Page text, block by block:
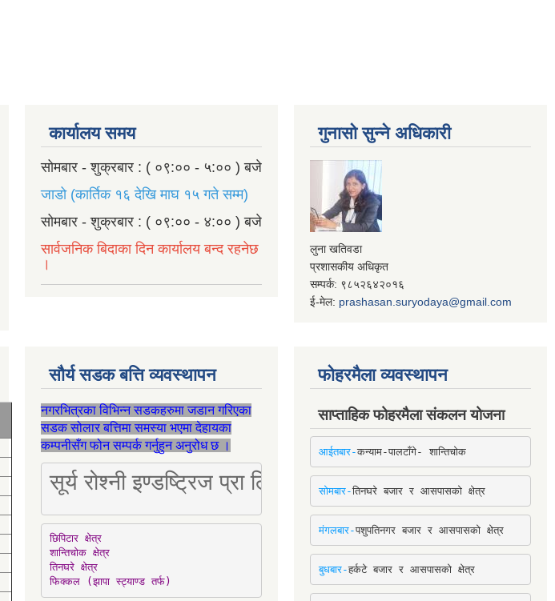
कार्यालय समय
सोमबार - शुक्रबार : ( ०९:०० - ५:०० ) बजे
जाडो (कार्तिक १६ देखि माघ १५ गते सम्म)
सोमबार - शुक्रबार : ( ०९:०० - ४:०० ) बजे
सार्वजनिक बिदाका दिन कार्यालय बन्द रहनेछ
।
गुनासो सुन्ने अधिकारी
लुना खतिवडा
प्रशासकीय अधिकृत
सम्पर्क: ९८५२६४२०१६
ई-मेल: prashasan.suryodaya@gmail.com
सौर्य सडक बत्ति व्यवस्थापन
नगरभित्रका विभिन्न सडकहरुमा जडान गरिएका
सडक सोलार बत्तिमा समस्या भएमा देहायका
कम्पनीसँग फोन सम्पर्क गर्नुहुन अनुरोध छ ।
सूर्य रोश्नी इण्डष्ट्रिज प्रा लि [Mobile: 9851034034]
छिपिटार क्षेत्र
शान्तिचोक क्षेत्र
तिनघरे क्षेत्र
फिक्कल (झापा स्ट्याण्ड तर्फ)
फोहरमैला व्यवस्थापन
साप्ताहिक फोहरमैला संकलन योजना
आईतबार-कन्याम-पालटाँगे- शान्तिचोक
सोमबार-तिनघरे बजार र आसपासको क्षेत्र
मंगलबार-पशुपतिनगर बजार र आसपासको क्षेत्र
बुधबार-हर्कटे बजार र आसपासको क्षेत्र